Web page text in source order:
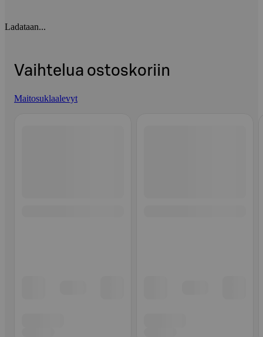
Ladataan...
Vaihtelua ostoskoriin
Maitosuklaalevyt